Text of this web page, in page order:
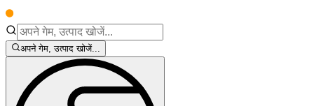
अपने गेम, उत्पाद खोजें...